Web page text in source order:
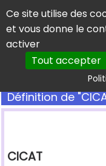
Panneau de gestion
Ce site utilise des
et vous donne le
activer
Tout accepter
Définition de
CICAT